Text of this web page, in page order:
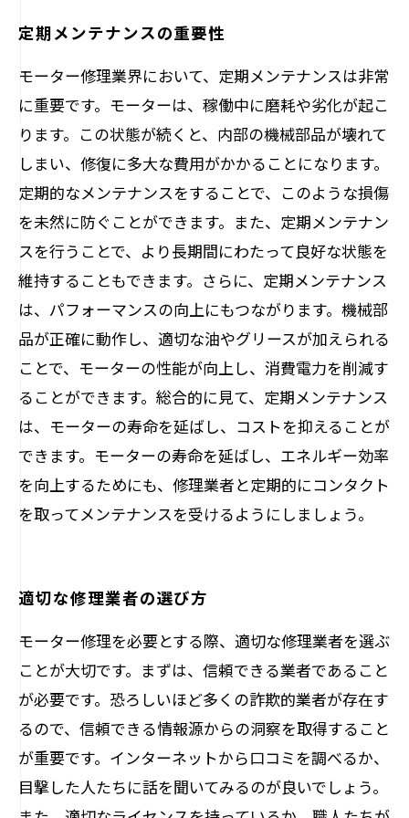
定期メンテナンスの重要性
モーター修理業界において、定期メンテナンスは非常
に重要です。モーターは、稼働中に磨耗や劣化が起こ
ります。この状態が続くと、内部の機械部品が壊れて
しまい、修復に多大な費用がかかることになります。
定期的なメンテナンスをすることで、このような損傷
を未然に防ぐことができます。また、定期メンテナン
スを行うことで、より長期間にわたって良好な状態を
維持することもできます。さらに、定期メンテナンス
は、パフォーマンスの向上にもつながります。機械部
品が正確に動作し、適切な油やグリースが加えられる
ことで、モーターの性能が向上し、消費電力を削減す
ることができます。総合的に見て、定期メンテナンス
は、モーターの寿命を延ばし、コストを抑えることが
できます。モーターの寿命を延ばし、エネルギー効率
を向上するためにも、修理業者と定期的にコンタクト
を取ってメンテナンスを受けるようにしましょう。
適切な修理業者の選び方
モーター修理を必要とする際、適切な修理業者を選ぶ
ことが大切です。まずは、信頼できる業者であること
が必要です。恐ろしいほど多くの詐欺的業者が存在す
るので、信頼できる情報源からの洞察を取得すること
が重要です。インターネットから口コミを調べるか、
目撃した人たちに話を聞いてみるのが良いでしょう。